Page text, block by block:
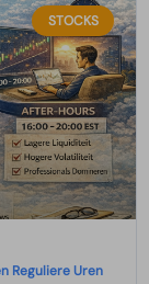
STOCKS
Reguliere Uren